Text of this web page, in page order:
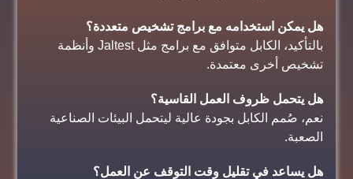
هل يمكن استخدامه مع برامج تشخيص متعددة؟
بالتأكيد، الكابل متوافق مع برامج مثل Jaltest وأنظمة
تشخيص أخرى معتمدة.
هل يتحمل ظروف العمل القاسية؟
نعم، صُمم الكابل بجودة عالية ليتحمل البيئات الصناعية
الصعبة.
هل يساعد في تقليل وقت التوقف عن العمل؟